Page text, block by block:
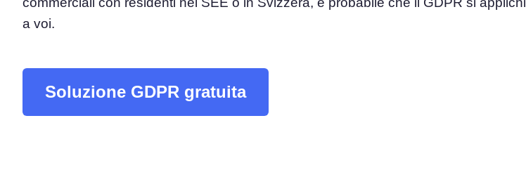
Scanner dei Cookie
Scansiona e classifica i tuoi cookie
a voi.
Soluzione GDPR gratuita